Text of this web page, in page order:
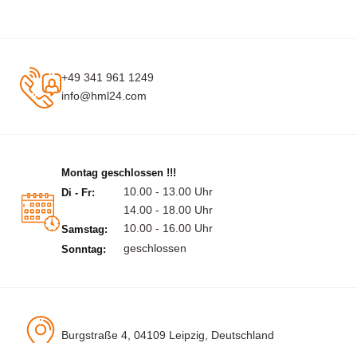
+49 341 961 1249
info@hml24.com
Montag geschlossen !!!
Di - Fr:
10.00 - 13.00 Uhr
14.00 - 18.00 Uhr
Samstag: 10.00 - 16.00 Uhr
Sonntag: geschlossen
Burgstraße 4, 04109 Leipzig, Deutschland